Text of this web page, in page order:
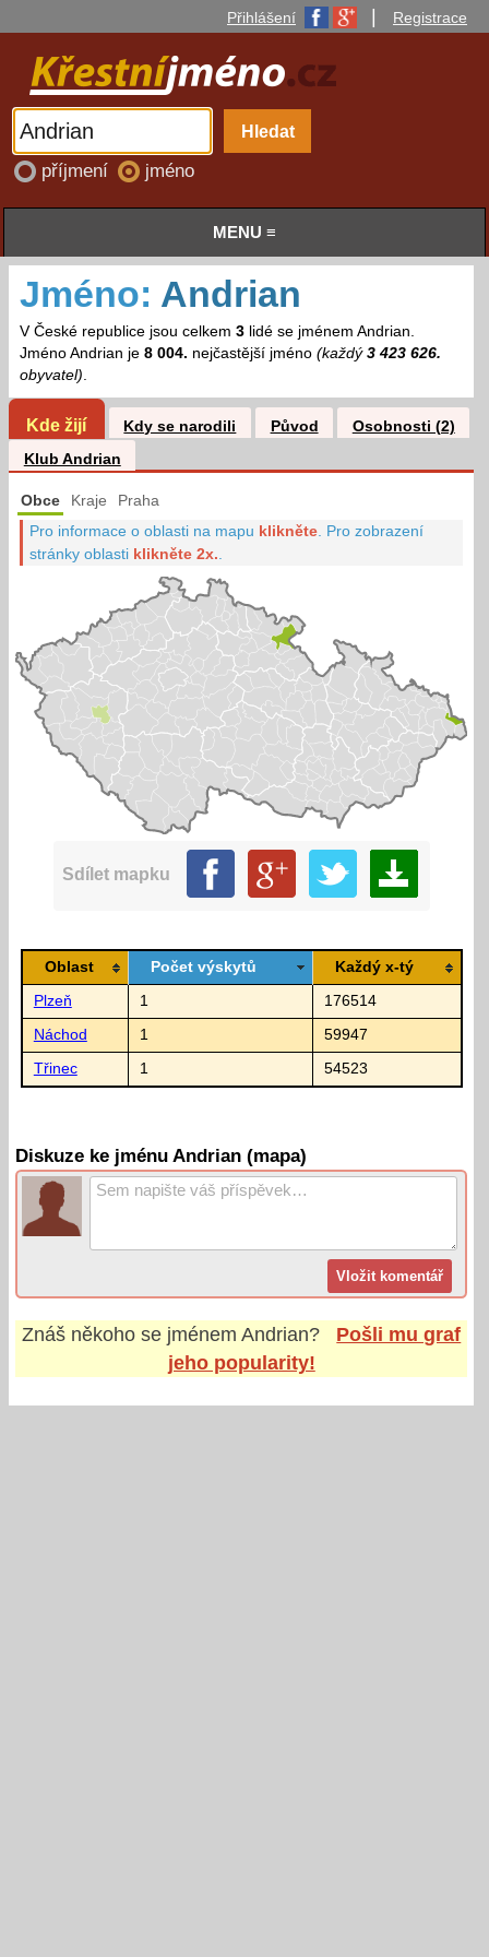
Přihlášení Registrace
příjmení jméno
MENU ≡
Jméno: Andrian
V České republice jsou celkem 3lidé se jménem Andrian.
Jméno Andrian je 8 004. nejčastější jméno (každý 3 423 626.
obyvatel).
Kde žijí Kdy se narodili Původ
Osobnosti (2)
Klub Andrian
Obce Kraje Praha
Pro informace o oblasti na mapu klikněte Pro zobrazení
stránky oblasti klikněte 2x.
Sdílet mapku
Oblast Počet výskytů Každý x-tý
Plzeň 1 176514
Náchod 1 59947
Třinec 1 54523
Diskuze ke jménu Andrian (mapa)
Znáš někoho se jménemAndrian?
Pošli mu graf
jeho popularity!